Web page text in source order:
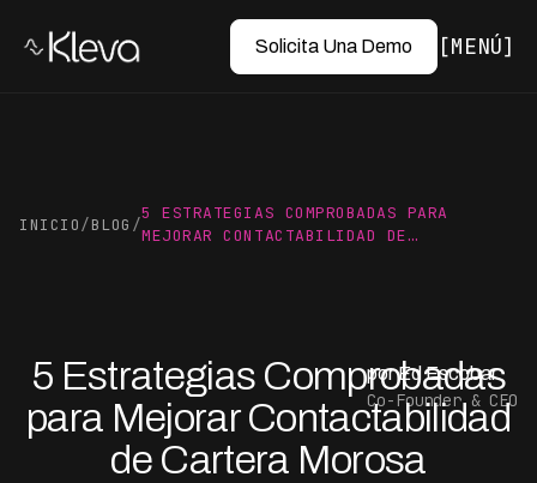
Solicita Una Demo MENÚ
INICIO/BLOG /
5 ESTRATEGIAS COMPROBADAS PARA
MEJORAR CONTACTABILIDAD DE…
5 Estrategias Comprobadas
para Mejorar Contactabilidad
de Cartera Morosa
por Ed Escobar
Co-Founder & CEO